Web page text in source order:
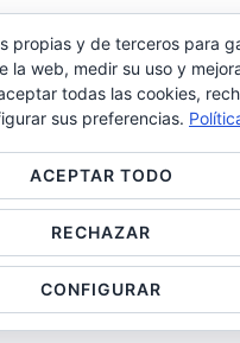
propias y de terceros para
la web, medir su uso y
todas las cookies,
sus preferencias.
ACEPTAR TODO
RECHAZAR
CONFIGURAR